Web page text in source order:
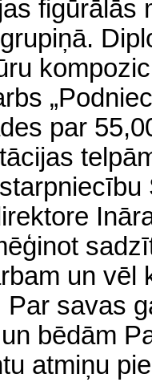
figūrālās
par
un vēl
Par savas
bēdām
atmiņu